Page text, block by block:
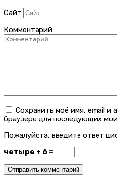
Сайт
Комментарий
Сохранить моё имя, email и
браузере для последующих
Пожалуйста, введите ответ
четыре + 6 =